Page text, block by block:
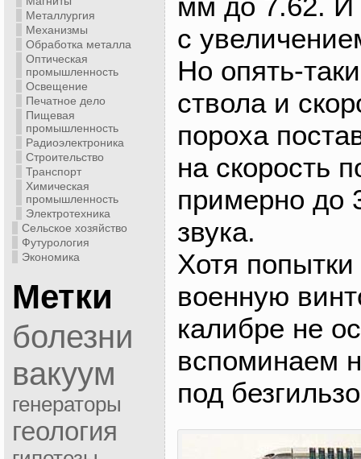
Металлургия
Механизмы
Обработка металла
Оптическая
промышленность
Освещение
Печатное дело
Пищевая
промышленность
Радиоэлектроника
Строительство
Транспорт
Химическая
промышленность
Электротехника
Сельское хозяйство
Футурология
Экономика
Метки
болезни
вакуум
генераторы
геология
мм до 7.62. И
с
Но опять-
ствола и
пороха
на скорость
примерно до
звука.
Хотя попытки
военную
калибре не
вспоминаем
под